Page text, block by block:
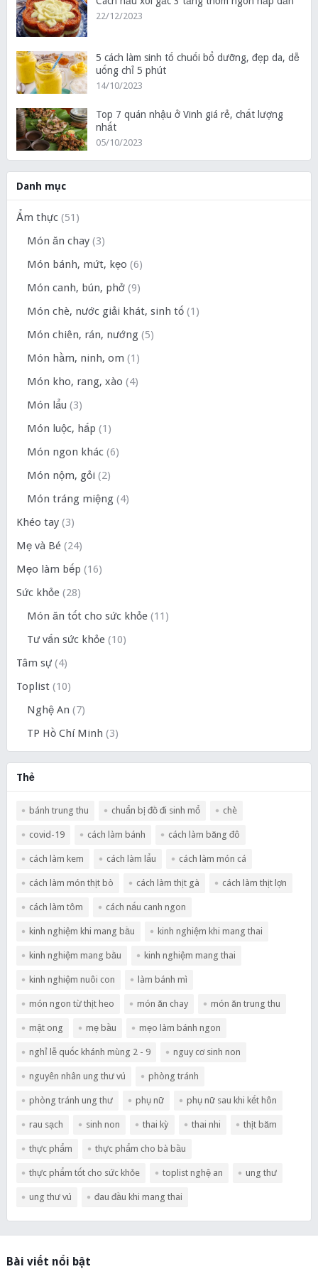
22/12/2023
5 cách làm sinh tố chuối bổ dưỡng, đẹp da, dễ
uống chỉ 5 phút
14/10/2023
Top 7 quán nhậu ở Vinh giá rẻ, chất lượng
nhất
05/10/2023
Danh mục
Ẩm thực(51)
Món ăn chay(3)
Món bánh, mứt, kẹo (6)
Món canh, bún, phở(9)
Món chè, nước giải khát, sinh tố(1)
Món chiên, rán, nướng(5)
Món hầm, ninh, om (1)
Món kho, rang, xào (4)
Món lẩu (3)
Món luộc, hấp (1)
Món ngon khác(6)
Món nộm, gỏi(2)
Món tráng miệng(4)
Khéo tay(3)
Mẹ và Bé(24)
Mẹo làm bếp (16)
Sức khỏe(28)
Món ăn tốt cho sức khỏe(11)
Tư vấn sức khỏe(10)
Tâm sự(4)
Toplist(10)
Nghệ An (7)
TP Hồ Chí Minh (3)
Thẻ
bánh trung thu chuẩn bị đồ đi sinh mổ chè
covid-19 cách làm bánh cách làm băng đô
cách làm kem cách làm lẩu cách làm món cá
cách làm món thịt bò cách làm thịt gà cách làm thịt lợn
cách làm tôm cách nấu canh ngon
kinh nghiệm khi mang bầu kinh nghiệm khi mang thai
kinh nghiệm mang bầu kinh nghiệm mang thai
kinh nghiệm nuôi con làm bánh mì
món ngon từ thịt heo món ăn chay món ăn trung thu
mật ong mẹ bầu mẹo làm bánh ngon
nghỉ lễ quốc khánh mùng 2 - 9 nguy cơ sinh non
nguyên nhân ung thư vú phòng tránh
phòng tránh ung thư phụ nữ phụ nữ sau khi kết hôn
rau sạch sinh non thai kỳ thai nhi thịt băm
thực phẩm thực phẩm cho bà bầu
thực phẩm tốt cho sức khỏe toplist nghệ an ung thư
ung thư vú đau đầu khi mang thai
Bài viết nổi bật